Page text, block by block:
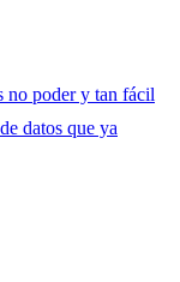
no poder y tan fácil
datos que ya